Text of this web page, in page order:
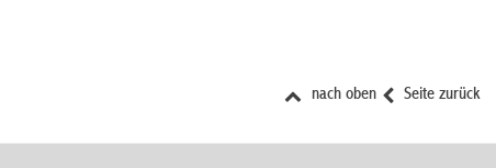
Seite zurück
nach oben